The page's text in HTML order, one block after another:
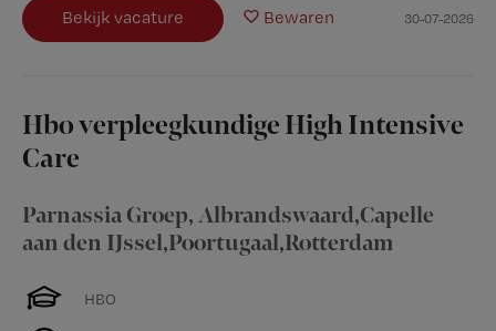
Bekijk vacature Bewaren 30-07-2026
Hbo verpleegkundige High Intensive
Care
Parnassia Groep, Albrandswaard,Capelle
aan den IJssel,Poortugaal,Rotterdam
HBO